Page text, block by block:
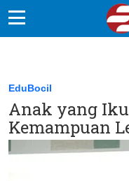
Sekolah Kita
Vokasi
Kampus
EduBocil
Anak yang
Kemampuan